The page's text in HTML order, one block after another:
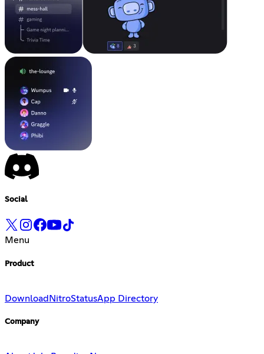
Social
Menu
Product
Download NitroStatusApp Directory
Company